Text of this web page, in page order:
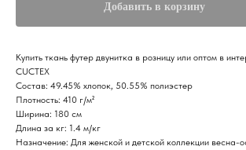
Добавить в корзину
Купить ткань футер двунитка в розницу или оптом в
CUCTEX
Состав: 49.45% хлопок, 50.55% полиэстер
Плотность: 410 г/м²
Ширина: 180 см
Длина за кг: 1.4 м/кг
Назначение: Для женской и детской коллекции весна-